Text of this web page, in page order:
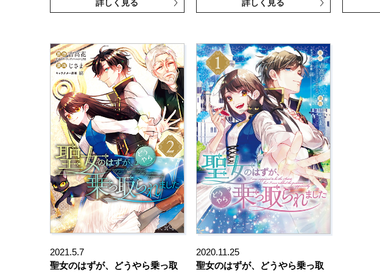
詳しく見る 詳しく見る
2021.5.7
聖女のはずが、どうやら乗っ取
2020.11.25
聖女のはずが、どうやら乗っ取